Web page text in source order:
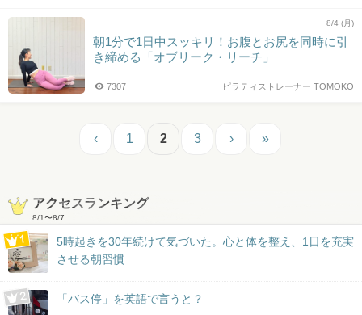
8/4 (月)
朝1分で1日中スッキリ！お腹とお尻を同時に引
き締める「オブリーク・リーチ」
ピラティストレーナー TOMOKO
7307
‹ 1 2 3 › »
アクセスランキング
8/1〜8/7
5時起きを30年続けて気づいた。心と体を整え、1日を充実
させる朝習慣
「バス停」を英語で言うと？